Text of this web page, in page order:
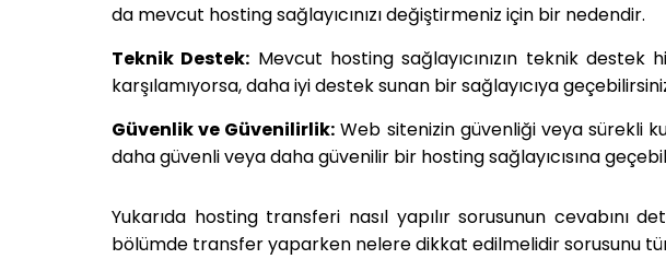
da mevcut hosting sağlayıcınızı değiştirmeniz için bir nedendir.
Teknik Destek: Mevcut hosting sağlayıcınızın teknik
karşılamıyorsa, daha iyi destek sunan bir sağlayıcıya
Güvenlik ve Güvenilirlik: Web sitenizin güvenliği veya sürekli
daha güvenli veya daha güvenilir bir hosting sağlayıcısına
Yukarıda hosting transferi nasıl yapılır sorusunun cevabını
bölümde transfer yaparken nelere dikkat edilmelidir sorusunu